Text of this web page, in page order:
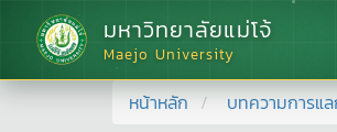
มหาวิทยาลัยแม่โจ้
Maejo University
หน้าหลัก บทความการแ